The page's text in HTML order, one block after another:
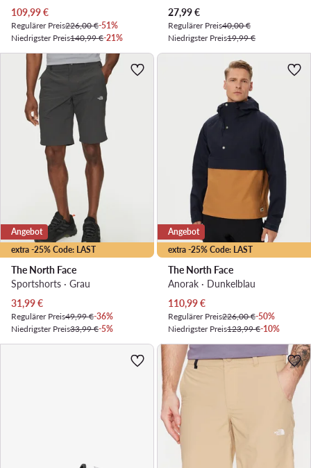
Aktueller Preis
109,99€
Regulärer Preis226,00 €-51%
Niedrigster Preis140,99 €-21%
Aktueller Preis
27,99€
Regulärer Preis40,00 €
Niedrigster Preis19,99 €
extra -25% Code: LAST
Angebot
The North Face
Sportshorts · Grau
Aktueller Preis
31,99€
Regulärer Preis49,99 €-36%
Niedrigster Preis33,99 €-5%
extra -25% Code: LAST
Angebot
The North Face
Anorak · Dunkelblau
Aktueller Preis
110,99€
Regulärer Preis226,00 €-50%
Niedrigster Preis123,99 €-10%